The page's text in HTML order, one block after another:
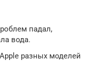
падал,
вода.
разных моделей